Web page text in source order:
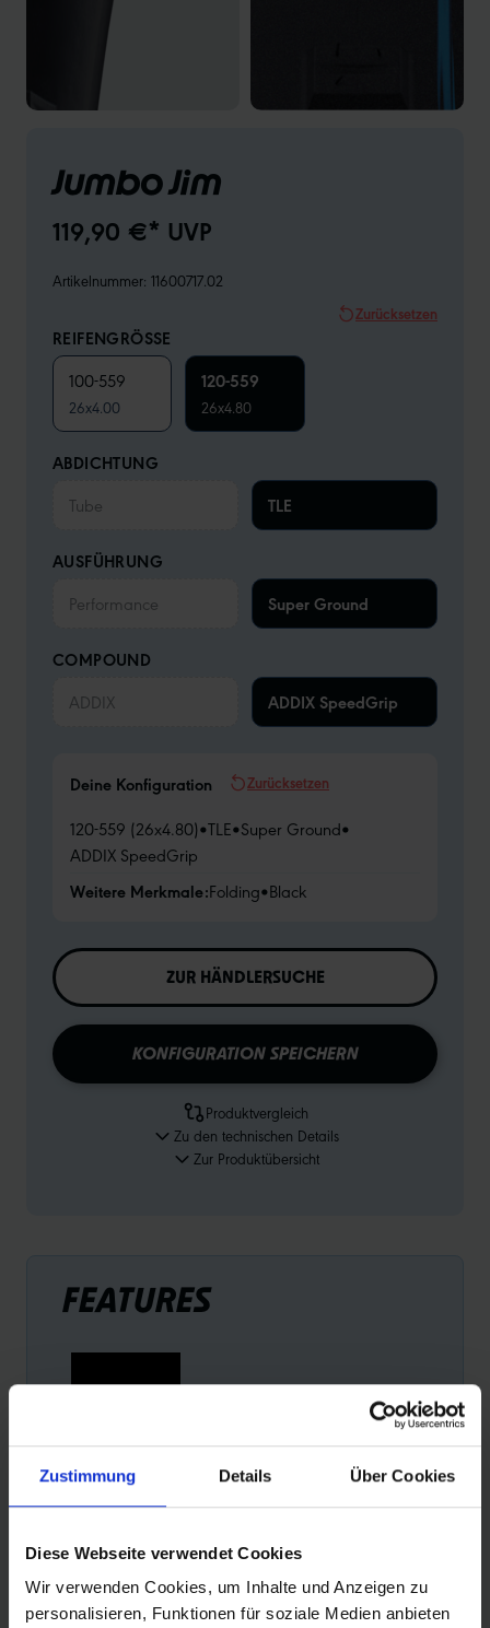
Zustimmung Details Über Cookies
Diese Webseite verwendet Cookies
Wir verwenden Cookies, um Inhalte und Anzeigen zu
personalisieren, Funktionen für soziale Medien anbieten
Jumbo Jim
119,90 €* UVP
Artikelnummer: 11600717.02
Zurücksetzen
REIFENGRÖSSE
100-559
26x4.00
120-559
26x4.80
ABDICHTUNG
Tube TLE
AUSFÜHRUNG
Performance Super Ground
COMPOUND
ADDIX ADDIX SpeedGrip
Deine Konfiguration Zurücksetzen
120-559 (26x4.80)•TLE•Super Ground•
ADDIX SpeedGrip
Weitere Merkmale:Folding•Black
ZUR HÄNDLERSUCHE
KONFIGURATION SPEICHERN
Produktvergleich
Zu den technischen Details
Zur Produktübersicht
FEATURES
Wahl für alle Pedelecs mit einer Tretunterstützung bis 25
km/h. Das wichtigstes Kriterium für diese Empfehlung:
Sicherheit.